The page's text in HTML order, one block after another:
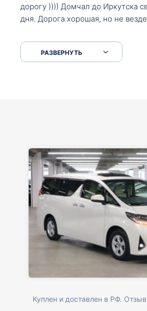
дорогу )))) Домчал до Иркутска
дня. Дорога хорошая, но не
серпантинах по пути следования.
РАЗВЕРНУТЬ
Куплен и доставлен в РФ.